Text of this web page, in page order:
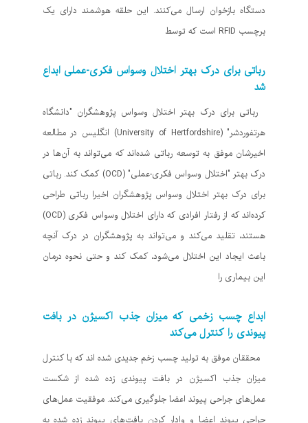
دستگاه بازخوان ارسال می‌کنند. این حلقه هوشمند دارای یک
برچسب RFID است که توسط
رباتی برای درک بهتر اختلال وسواس فکری-عملی ابداع
شد
رباتی برای درک بهتر اختلال وسواس پژوهشگران "دانشگاه
هرتفوردشر" (University of Hertfordshire) انگلیس در مطالعه
اخیرشان موفق به توسعه رباتی شده‌اند که می‌تواند به آن‌ها در
درک بهتر "اختلال وسواس فکری-عملی" (OCD) کمک کند. رباتی
برای درک بهتر اختلال وسواس پژوهشگران اخیرا رباتی طراحی
کرده‌اند که از رفتار افرادی که دارای اختلال وسواس فکری (OCD)
هستند، تقلید می‌کند و می‌تواند به پژوهشگران در درک آنچه
باعث ایجاد این اختلال می‌شود، کمک کند و حتی نحوه درمان
این بیماری را
ابداع چسب زخمی که میزان جذب اکسیژن در بافت
پیوندی را کنترل می‌کند
محققان موفق به تولید چسب زخم جدیدی شده اند که با کنترل
میزان جذب اکسیژن در بافت پیوندی زده شده از شکست
عمل‌های جراحی پیوند اعضا جلوگیری می‌کند. موفقیت عمل‌های
جراحی پیوند اعضا و وادار کردن بافت‌های پیوند زده شده به